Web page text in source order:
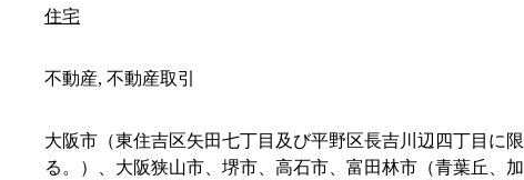
住宅
不動産, 不動産取引
大阪市（東住吉区矢田七丁目及び平野区長吉川辺四丁目に限
る。）、大阪狭山市、堺市、高石市、富田林市（青葉丘、加